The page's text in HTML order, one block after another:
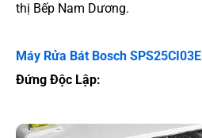
thị Bếp Nam Dương.
Máy Rửa Bát Bosch SPS25CI03E
Đứng Độc Lập: